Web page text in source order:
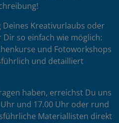
Deines Kreativurlaubs oder
so einfach wie möglich:
und Fotoworkshops
und detailliert
haben, erreichst Du uns
und 17.00 Uhr oder rund
Materiallisten direkt